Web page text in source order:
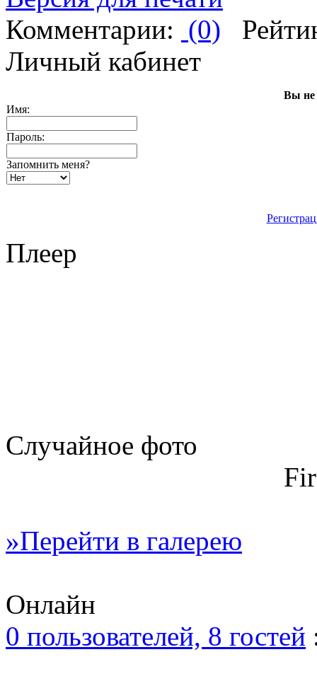
Комментарии: (0)
Личный кабинет
Вы не
Имя:
Пароль:
Запомнить меня?
Плеер
Случайное фото
»Перейти в галерею
Онлайн
0 пользователей, 8 гостей